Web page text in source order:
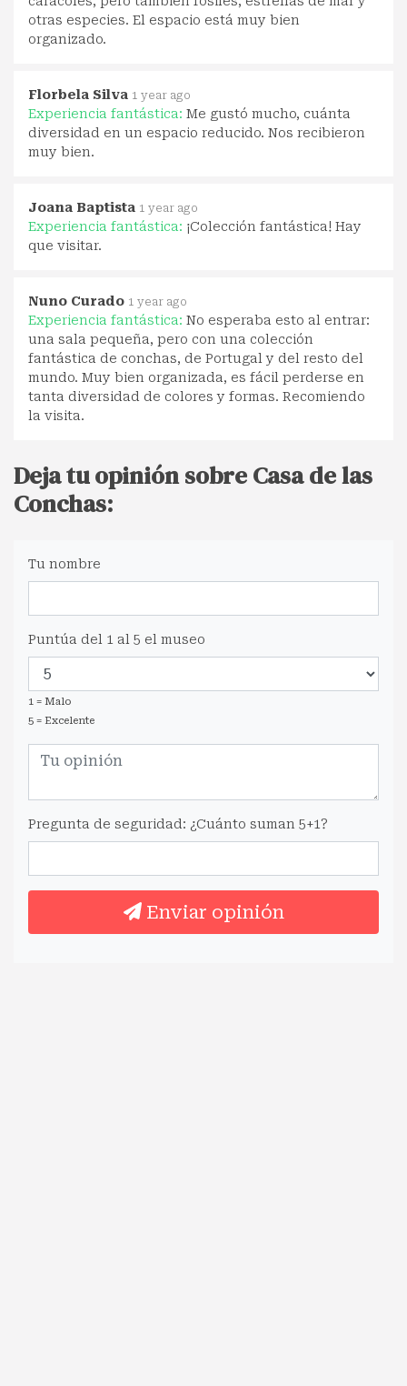
otras especies. El espacio está muy bien
organizado.
Florbela Silva 1 year ago
Experiencia fantástica: Me gustó mucho, cuánta
diversidad en un espacio reducido. Nos recibieron
muy bien.
Joana Baptista 1 year ago
Experiencia fantástica: ¡Colección fantástica! Hay
que visitar.
Nuno Curado 1 year ago
Experiencia fantástica: No esperaba esto al entrar:
una sala pequeña, pero con una colección
fantástica de conchas, de Portugal y del resto del
mundo. Muy bien organizada, es fácil perderse en
tanta diversidad de colores y formas. Recomiendo
la visita.
Deja tu opinión sobre Casa de las
Conchas:
Tu nombre
Puntúa del 1 al 5 el museo
1 = Malo
5 = Excelente
Pregunta de seguridad: ¿Cuánto suman 5+1?
Enviar opinión